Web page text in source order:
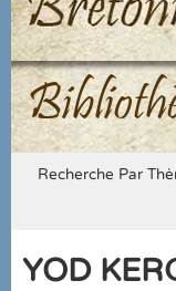
Recherche Par
YOD